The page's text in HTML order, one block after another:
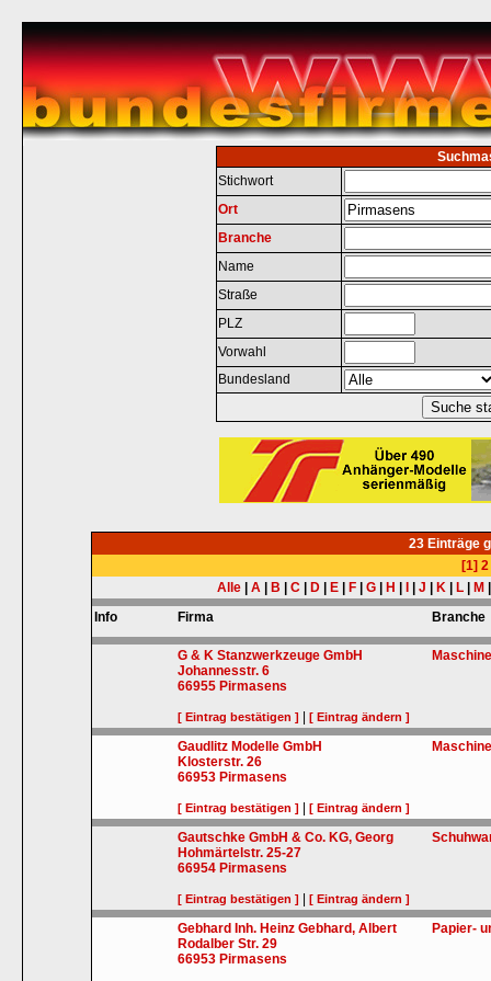
Stichwort
Ort
Branche
Name
Straße
PLZ
Vorwahl
Bundesland
23 Einträge
[1] 2
Alle
A B C D E F G H J K L M
Info
Firma Branche
G & K Stanzwerkzeuge GmbH
Johannesstr. 6
66955 Pirmasens
[ Eintrag bestätigen ] |[ Eintrag ändern ]
Gaudlitz Modelle GmbH
Klosterstr. 26
66953 Pirmasens
[ Eintrag bestätigen ] |[ Eintrag ändern ]
Gautschke GmbH & Co. KG, Georg
Hohmärtelstr. 25-27
66954 Pirmasens
[ Eintrag bestätigen ] |[ Eintrag ändern ]
Gebhard Inh. Heinz Gebhard, Albert
Rodalber Str. 29
66953 Pirmasens
Papier-